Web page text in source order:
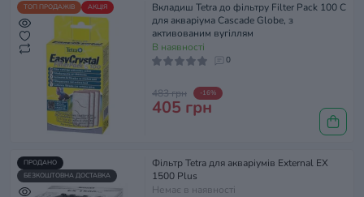
ТОП ПРОДАЖІВ АКЦІЯ
Вкладиш Tetra до фільтру Filter Pack 100 C
для акваріума Cascade Globe, з
активованим вугіллям
В наявності
0
483 грн -16%
405 грн
ПРОДАНО
БЕЗКОШТОВНА ДОСТАВКА
Фільтр Tetra для акваріумів External EX
1500 Plus
Немає в наявності